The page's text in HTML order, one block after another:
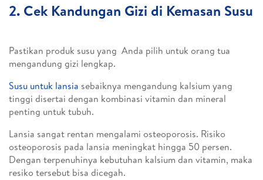
2. Cek Kandungan Gizi di Kemasan Susu
Pastikan produk susu yang Anda pilih untuk orang tua
mengandung gizi lengkap.
Susu untuk lansia sebaiknya mengandung kalsium yang
tinggi disertai dengan kombinasi vitamin dan mineral
penting untuk tubuh.
Lansia sangat rentan mengalami osteoporosis. Risiko
osteoporosis pada lansia meningkat hingga 50 persen.
Dengan terpenuhinya kebutuhan kalsium dan vitamin, maka
resiko tersebut bisa dicegah.